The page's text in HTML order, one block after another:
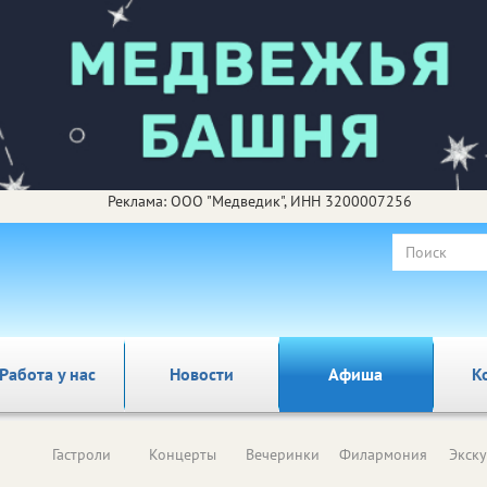
Реклама: ООО "Медведик", ИНН 3200007256
у нас Новости Афиша
Гастроли Концерты Вечеринки Филармония